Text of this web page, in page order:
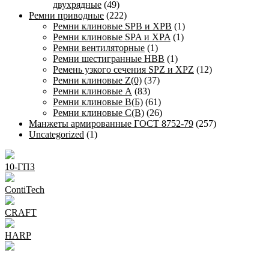
двухрядные (49)
Ремни приводные (222)
Ремни клиновые SPB и XPB (1)
Ремни клиновые SPA и XPA (1)
Ремни вентиляторные (1)
Ремни шестигранные HBB (1)
Ремень узкого сечения SPZ и XPZ (12)
Ремни клиновые Z(0) (37)
Ремни клиновые А (83)
Ремни клиновые В(Б) (61)
Ремни клиновые С(В) (26)
Манжеты армированные ГОСТ 8752-79 (257)
Uncategorized (1)
10-ГПЗ
ContiTech
CRAFT
HARP